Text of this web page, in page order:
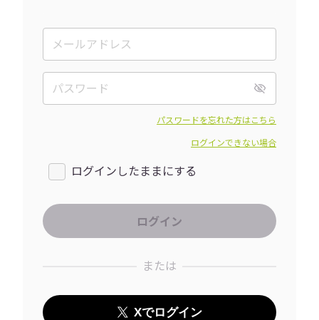
パスワードを忘れた方はこちら
ログインできない場合
ログインしたままにする
または
Xでログイン